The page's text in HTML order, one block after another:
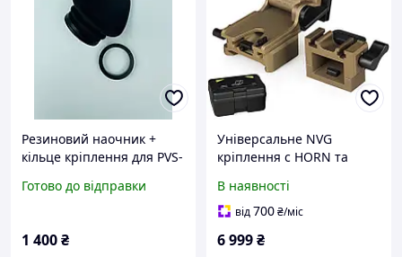
Резиновий наочник +
кільце кріплення для PVS-
Готово до відправки
1 400₴
Універсальне NVG
кріплення c HORN та
для ПНБ PVS-
7/14/15/18/21/31 Norotos
В наявності
від700₴/міс
6 999₴